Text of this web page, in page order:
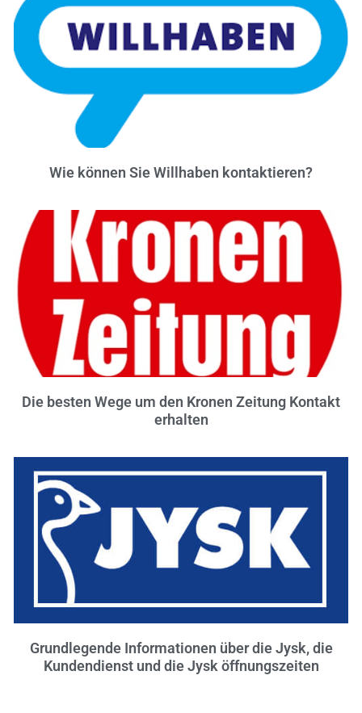
Wie können Sie Willhaben kontaktieren?
Die besten Wege um den Kronen Zeitung Kontakt
erhalten
Grundlegende Informationen über die Jysk, die
Kundendienst und die Jysk öffnungszeiten